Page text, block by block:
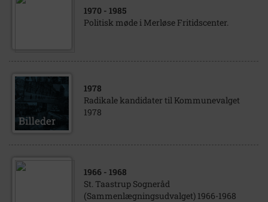
1970 - 1985
Politisk møde i Merløse Fritidscenter.
1978
Radikale kandidater til Kommunevalget
1978
1966 - 1968
St. Taastrup Sogneråd
(Sammenlægningsudvalget) 1966-1968